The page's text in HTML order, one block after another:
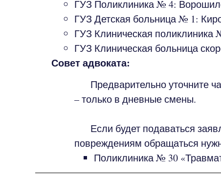
ГУЗ Поликлиника № 4:
ГУЗ Детская больница № 1:
ГУЗ Клиническая поликлиника
ГУЗ Клиническая больница
Совет адвоката:
Предварительно уточните
– только в дневные смены.
Если будет подаваться
повреждениям обращаться
Поликлиника № 30